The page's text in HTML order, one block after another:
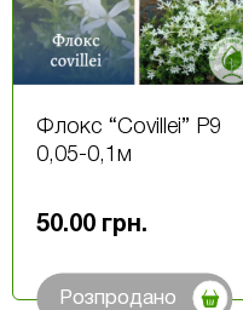
Флокс “Covillei” P9
0,05-0,1м
50.00 грн.
Розпродано